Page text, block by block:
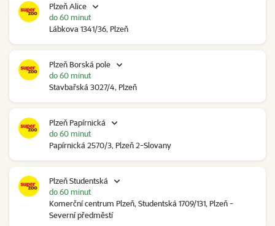
Plzeň Alice
Lábkova 1341/36, Plzeň
do 60 minut
Plzeň Borská pole
Stavbařská 3027/4, Plzeň
do 60 minut
Plzeň Papírnická
Papírnická 2570/3, Plzeň 2-Slovany
do 60 minut
Plzeň Studentská
Komerční centrum Plzeň, Studentská 1709/131, Plzeň -
Severní předměstí
do 60 minut